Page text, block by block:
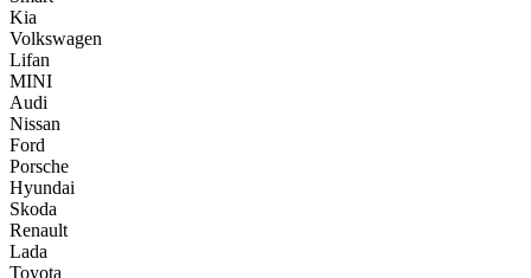
Kia
Volkswagen
Lifan
MINI
Audi
Nissan
Ford
Porsche
Hyundai
Skoda
Renault
Lada
Toyota